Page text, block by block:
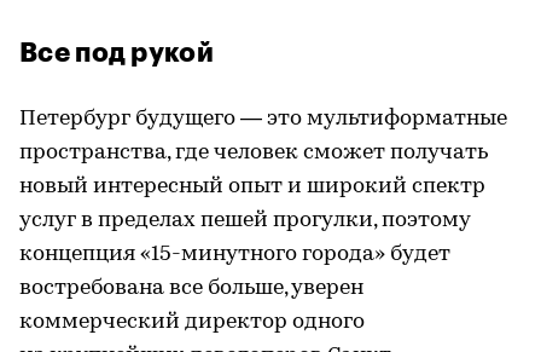
Все под рукой
Петербург будущего — это мультиформатные
пространства, где человек сможет получать
новый интересный опыт и широкий спектр
услуг в пределах пешей прогулки, поэтому
концепция «15-минутного города» будет
востребована все больше, уверен
коммерческий директор одного